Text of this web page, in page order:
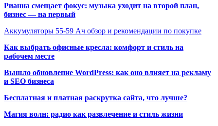
Рианна смещает фокус: музыка уходит на второй план,
бизнес — на первый
Аккумуляторы 55-59 Ач обзор и рекомендации по покупке
Как выбрать офисные кресла: комфорт и стиль на
рабочем месте
Вышло обновление WordPress: как оно влияет на рекламу
и SEO бизнеса
Бесплатная и платная раскрутка сайта, что лучше?
Магия волн: радио как развлечение и стиль жизни